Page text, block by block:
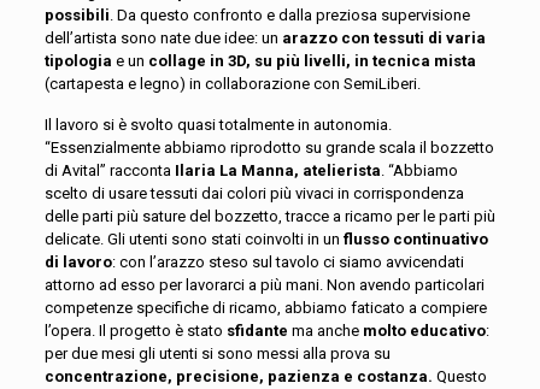
possibili. Da questo confronto e dalla preziosa supervisione
dell’artista sono nate due idee: un arazzo con tessuti di varia
tipologia e un collage in 3D, su più livelli, in tecnica mista
(cartapesta e legno) in collaborazione con SemiLiberi.
Il lavoro si è svolto quasi totalmente in autonomia.
“Essenzialmente abbiamo riprodotto su grande scala il bozzetto
di Avital” racconta Ilaria La Manna, atelierista. “Abbiamo
scelto di usare tessuti dai colori più vivaci in corrispondenza
delle parti più sature del bozzetto, tracce a ricamo per le parti più
delicate. Gli utenti sono stati coinvolti in un flusso continuativo
di lavoro: con l’arazzo steso sul tavolo ci siamo avvicendati
attorno ad esso per lavorarci a più mani. Non avendo particolari
competenze specifiche di ricamo, abbiamo faticato a compiere
l’opera. Il progetto è stato sfidante ma anche molto educativo:
per due mesi gli utenti si sono messi alla prova su
concentrazione, precisione, pazienza e costanza. Questo